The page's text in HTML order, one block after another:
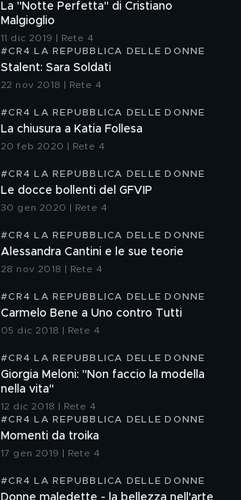
La "Notte Perfetta" di Cristiano
Malgioglio
11 dic 2019 | Rete 4
#CR4 LA REPUBBLICA DELLE DONNE
Stalent: Sara Soldati
22 nov 2018 | Rete 4
#CR4 LA REPUBBLICA DELLE DONNE
La chiusura a Katia Follesa
20 feb 2020 | Rete 4
#CR4 LA REPUBBLICA DELLE DONNE
Le docce bollenti del GFVIP
30 gen 2020 | Rete 4
#CR4 LA REPUBBLICA DELLE DONNE
Alessandra Cantini e le sue teorie
28 nov 2018 | Rete 4
#CR4 LA REPUBBLICA DELLE DONNE
Carmelo Bene a Uno contro Tutti
05 dic 2018 | Rete 4
#CR4 LA REPUBBLICA DELLE DONNE
Giorgia Meloni: "Non faccio la modella
nella vita"
12 dic 2018 | Rete 4
#CR4 LA REPUBBLICA DELLE DONNE
Momenti da troika
17 gen 2019 | Rete 4
#CR4 LA REPUBBLICA DELLE DONNE
Donne maledette - la bellezza nell'arte